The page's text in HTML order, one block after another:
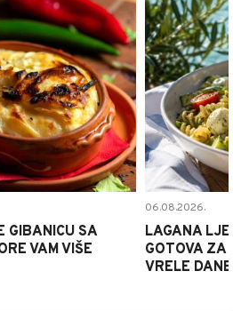
GIBANICU SA
VAM VIŠE
06.08.2026.
LAGANA
GOTOVA ZA
VRELE DANE